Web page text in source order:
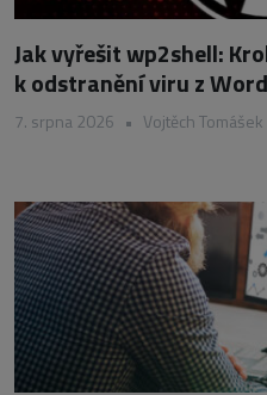
Jak vyřešit wp2shell:
k odstranění viru z
7. srpna 2026 • Vojtěch Tomášek